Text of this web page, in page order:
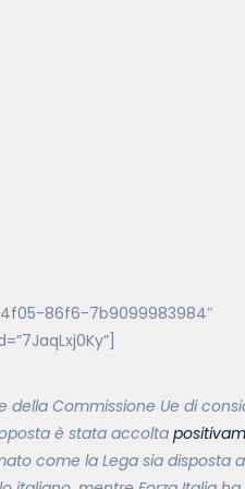
4f05-86f6-7b9099983984″
della Commissione Ue di
è stata accolta
come la Lega sia disposta